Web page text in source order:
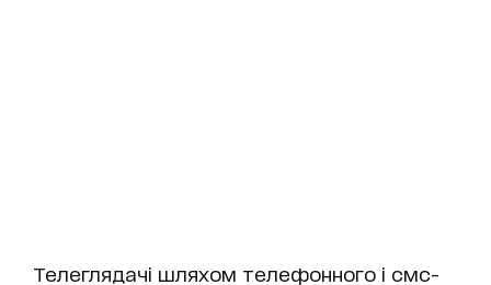
Телеглядачі шляхом телефонного і смс-